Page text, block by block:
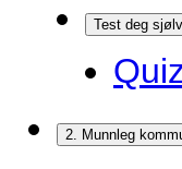
Test deg sjølv
2. Munnleg